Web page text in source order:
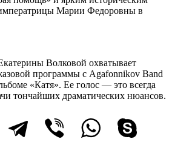
Марии Федоровны в
Волковой охватывает
программы с Agafonnikov Band
«Катя». Ее голос — это всегда
тончайших драматических нюансов.